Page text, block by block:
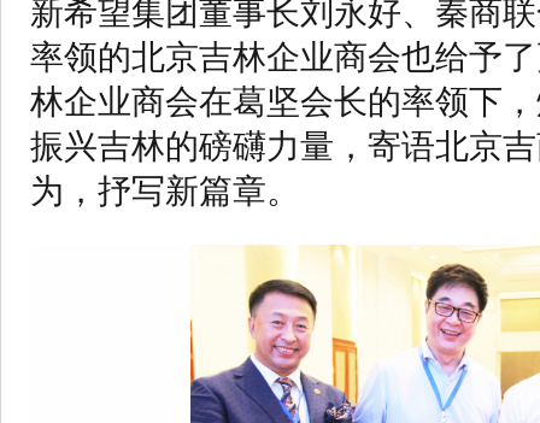
新希望集团董事长刘永好、秦商
率领的北京吉林企业商会也给予
林企业商会在葛坚会长的率领下
振兴吉林的磅礴力量，寄语北京
为，抒写新篇章。